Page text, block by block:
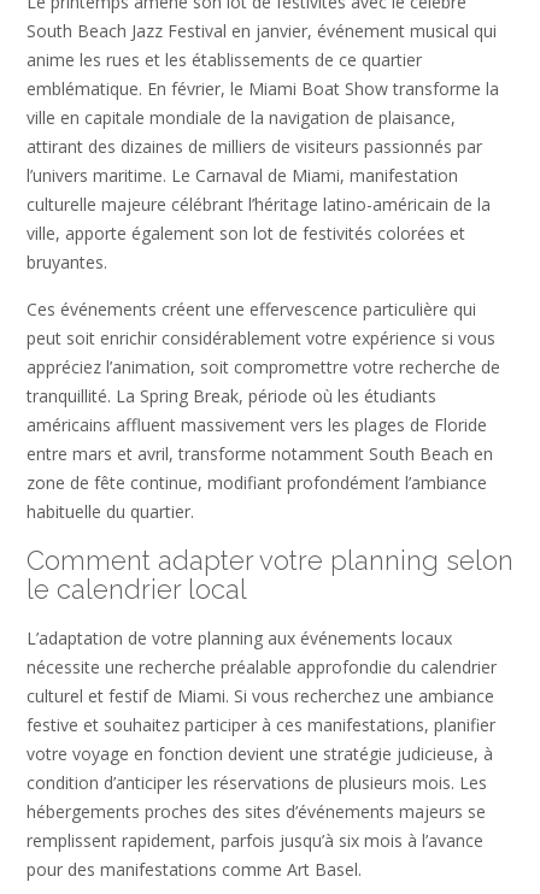
South Beach Jazz Festival en janvier, événement musical qui
anime les rues et les établissements de ce quartier
emblématique. En février, le Miami Boat Show transforme la
ville en capitale mondiale de la navigation de plaisance,
attirant des dizaines de milliers de visiteurs passionnés par
l’univers maritime. Le Carnaval de Miami, manifestation
culturelle majeure célébrant l’héritage latino-américain de la
ville, apporte également son lot de festivités colorées et
bruyantes.
Ces événements créent une effervescence particulière qui
peut soit enrichir considérablement votre expérience si vous
appréciez l’animation, soit compromettre votre recherche de
tranquillité. La Spring Break, période où les étudiants
américains affluent massivement vers les plages de Floride
entre mars et avril, transforme notamment South Beach en
zone de fête continue, modifiant profondément l’ambiance
habituelle du quartier.
Comment adapter votre planning selon
le calendrier local
L’adaptation de votre planning aux événements locaux
nécessite une recherche préalable approfondie du calendrier
culturel et festif de Miami. Si vous recherchez une ambiance
festive et souhaitez participer à ces manifestations, planifier
votre voyage en fonction devient une stratégie judicieuse, à
condition d’anticiper les réservations de plusieurs mois. Les
hébergements proches des sites d’événements majeurs se
remplissent rapidement, parfois jusqu’à six mois à l’avance
pour des manifestations comme Art Basel.